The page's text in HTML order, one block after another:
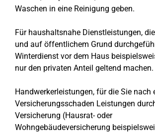
Waschen in eine Reinigung geben.
Für haushaltsnahe Dienstleistungen,
und auf öffentlichem Grund
Winterdienst vor dem Haus
nur den privaten Anteil geltend machen.
Handwerkerleistungen, für die Sie nach
Versicherungsschaden Leistungen
Versicherung (Hausrat- oder
Wohngebäudeversicherung